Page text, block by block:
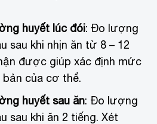
huyết lúc đói: Đo lượng
sau khi nhịn ăn từ 8 – 12
được giúp xác định mức
của cơ thể.
huyết sau ăn: Đo lượng
sau khi ăn 2 tiếng. Xét